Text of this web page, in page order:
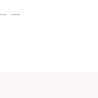
obseg